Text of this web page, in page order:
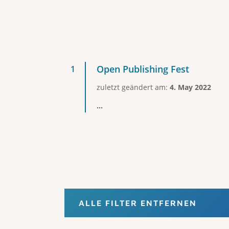
Open Publishing Fest
zuletzt geändert am: 4. May 2022
...
ALLE FILTER ENTFERNEN